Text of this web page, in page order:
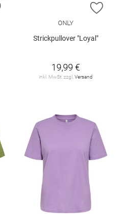
ZUR WUNSCHLISTE HINZUFÜGEN
ZUR
ONLY
Strickpullover "Loyal"
19,99 €
inkl. MwSt. zzgl. Versand